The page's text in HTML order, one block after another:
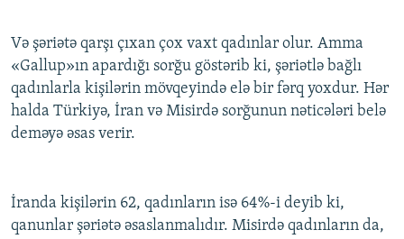
Və şəriətə qarşı çıxan çox vaxt qadınlar olur. Amma
«Gallup»ın apardığı sorğu göstərib ki, şəriətlə bağlı
qadınlarla kişilərin mövqeyində elə bir fərq yoxdur. Hər
halda Türkiyə, İran və Misirdə sorğunun nəticələri belə
deməyə əsas verir.
İranda kişilərin 62, qadınların isə 64%-i deyib ki,
qanunlar şəriətə əsaslanmalıdır. Misirdə qadınların da,